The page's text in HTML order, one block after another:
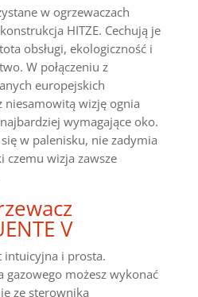
w ogrzewaczach
HITZE. Cechują je
obsługi, ekologiczność i
W połączeniu z
europejskich
niesamowitą wizję ognia
wymagające oko.
w palenisku, nie zadymia
czemu wizja zawsze
V
intuicyjna i prosta.
gazowego możesz wykonać
ze sterownika